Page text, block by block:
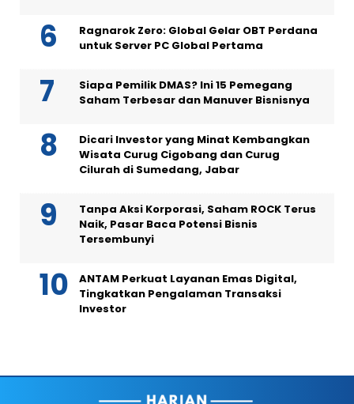
Ragnarok Zero: Global Gelar OBT Perdana
untuk Server PC Global Pertama
Siapa Pemilik DMAS? Ini 15 Pemegang
Saham Terbesar dan Manuver Bisnisnya
Dicari Investor yang Minat Kembangkan
Wisata Curug Cigobang dan Curug
Cilurah di Sumedang, Jabar
Tanpa Aksi Korporasi, Saham ROCK Terus
Naik, Pasar Baca Potensi Bisnis
Tersembunyi
ANTAM Perkuat Layanan Emas Digital,
Tingkatkan Pengalaman Transaksi
Investor